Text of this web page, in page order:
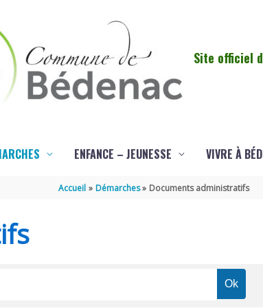
Site officiel
ENFANCE – JEUNESSE VIVRE À
Accueil Démarches Documents administratifs